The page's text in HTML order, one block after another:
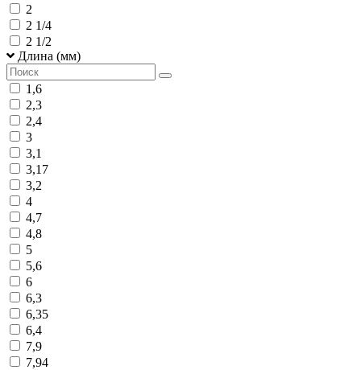
2
2 1/4
2 1/2
Длина (мм)
1,6
2,3
2,4
3
3,1
3,17
3,2
4
4,7
4,8
5
5,6
6
6,3
6,35
6,4
7,9
7,94